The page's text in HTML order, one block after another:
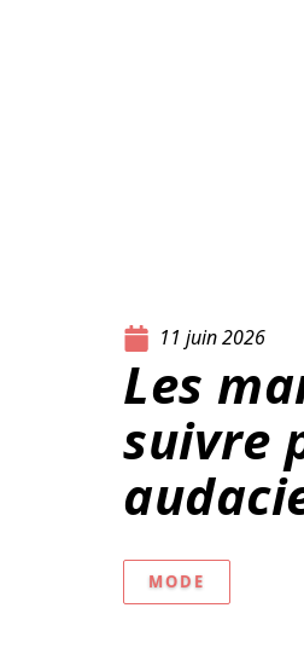
11 juin 2026
Les
suivre
MODE